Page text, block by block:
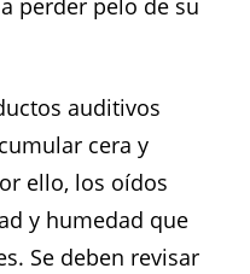
perder pelo de su
auditivos
cera y
ello, los oídos
y humedad que
Se deben revisar